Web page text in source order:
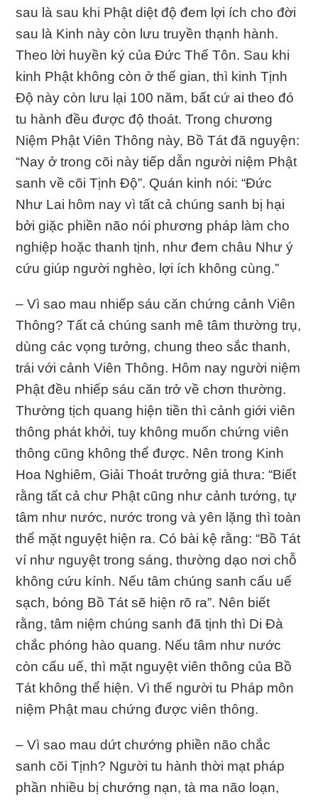
sau là sau khi Phật diệt độ đem lợi ích cho đời
sau là Kinh này còn lưu truyền thạnh hành.
Theo lời huyền ký của Đức Thế Tôn. Sau khi
kinh Phật không còn ở thế gian, thì kinh Tịnh
Độ này còn lưu lại 100 năm, bất cứ ai theo đó
tu hành đều được độ thoát. Trong chương
Niệm Phật Viên Thông này, Bồ Tát đã nguyện:
“Nay ở trong cõi này tiếp dẫn người niệm Phật
sanh về cõi Tịnh Độ”. Quán kinh nói: “Đức
Như Lai hôm nay vì tất cả chúng sanh bị hại
bởi giặc phiền não nói phương pháp làm cho
nghiệp hoặc thanh tịnh, như đem châu Như ý
cứu giúp người nghèo, lợi ích không cùng.”
– Vì sao mau nhiếp sáu căn chứng cảnh Viên
Thông? Tất cả chúng sanh mê tâm thường trụ,
dùng các vọng tưởng, chung theo sắc thanh,
trái với cảnh Viên Thông. Hôm nay người niệm
Phật đều nhiếp sáu căn trở về chơn thường.
Thường tịch quang hiện tiền thì cảnh giới viên
thông phát khởi, tuy không muốn chứng viên
thông cũng không thể được. Nên trong Kinh
Hoa Nghiêm, Giải Thoát trưởng giả thưa: “Biết
rằng tất cả chư Phật cũng như cảnh tướng, tự
tâm như nước, nước trong và yên lặng thì toàn
thể mặt nguyệt hiện ra. Có bài kệ rằng: “Bồ Tát
ví như nguyệt trong sáng, thường dạo nơi chỗ
không cứu kính. Nếu tâm chúng sanh cấu uế
sạch, bóng Bồ Tát sẽ hiện rõ ra”. Nên biết
rằng, tâm niệm chúng sanh đã tịnh thì Di Đà
chắc phóng hào quang. Nếu tâm như nước
còn cấu uế, thì mặt nguyệt viên thông của Bồ
Tát không thể hiện. Vì thế người tu Pháp môn
niệm Phật mau chứng được viên thông.
– Vì sao mau dứt chướng phiền não chắc
sanh cõi Tịnh? Người tu hành thời mạt pháp
phần nhiều bị chướng nạn, tà ma não loạn,